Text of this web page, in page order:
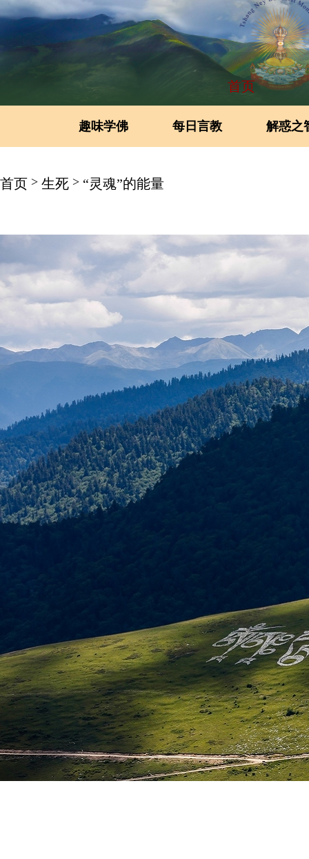
首页
趣味学佛 每日言教 解惑之
首页 > 生死 > “灵魂”的能量